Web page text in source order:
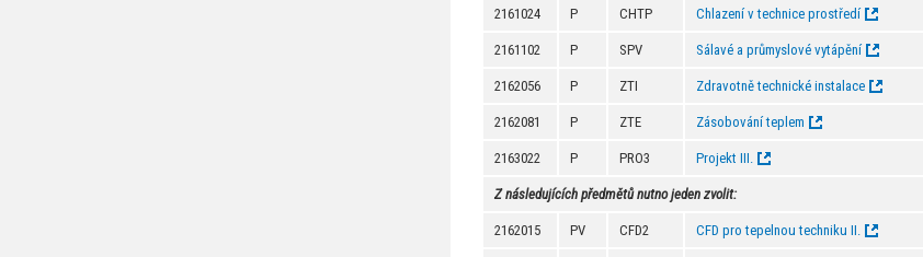
2161024 P CHTP Chlazení v technice prostředí
2161102 P SPV Sálavé a průmyslové vytápění
2162056 P ZTI Zdravotně technické instalace
2162081 P ZTE Zásobování teplem
2163022 P PRO3 Projekt III.
Z následujících předmětů nutno jeden zvolit:
2162015 PV CFD2 CFD pro tepelnou techniku II.